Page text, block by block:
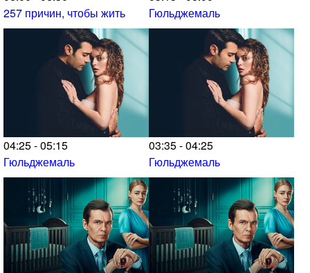
257 причин, чтобы жить
Гюльджемаль
04:25 - 05:15
Гюльджемаль
03:35 - 04:25
Гюльджемаль